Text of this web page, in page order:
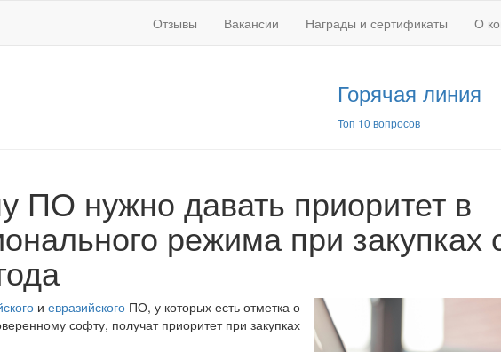
Отзывы Вакансии Награды и сертификаты О
Горячая линия
Топ 10 вопросов
ПО нужно давать приоритет в
режима при закупках
и евразийского ПО, у которых есть отметка о
софту, получат приоритет при закупках